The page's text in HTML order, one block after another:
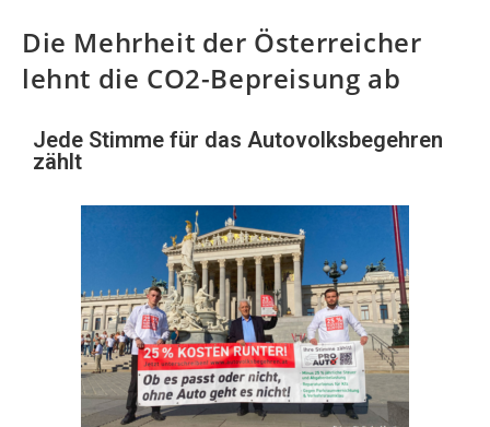
Die Mehrheit der Österreicher
lehnt die CO2-Bepreisung ab
Jede Stimme für das Autovolksbegehren
zählt